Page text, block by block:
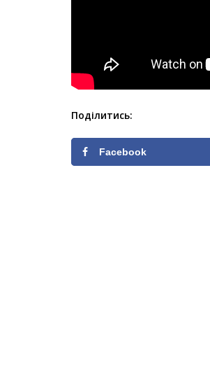
Поділитись:
Facebook